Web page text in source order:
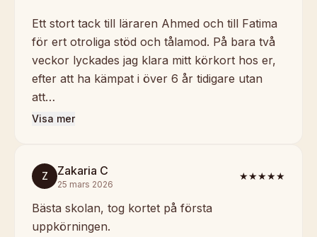
Ett stort tack till läraren Ahmed och till Fatima
för ert otroliga stöd och tålamod. På bara två
veckor lyckades jag klara mitt körkort hos er,
efter att ha kämpat i över 6 år tidigare utan
att…
Visa mer
Z Zakaria C
25 mars 2026
★★★★★
Bästa skolan, tog kortet på första
uppkörningen.